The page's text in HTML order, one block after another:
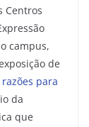
Centros
campus,
de
razões para
da
que